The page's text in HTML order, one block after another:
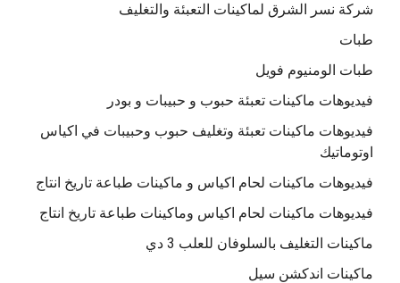
شركة نسر الشرق لماكينات التعبئة والتغليف
طبات
طبات الومنيوم فويل
فيديوهات ماكينات تعبئة حبوب و حبيبات و بودر
فيديوهات ماكينات تعبئة وتغليف حبوب وحبيبات في اكياس
اوتوماتيك
فيديوهات ماكينات لحام اكياس و ماكينات طباعة تاريخ انتاج
فيديوهات ماكينات لحام اكياس وماكينات طباعة تاريخ انتاج
ماكينات التغليف بالسلوفان للعلب 3 دي
ماكينات اندكشن سيل